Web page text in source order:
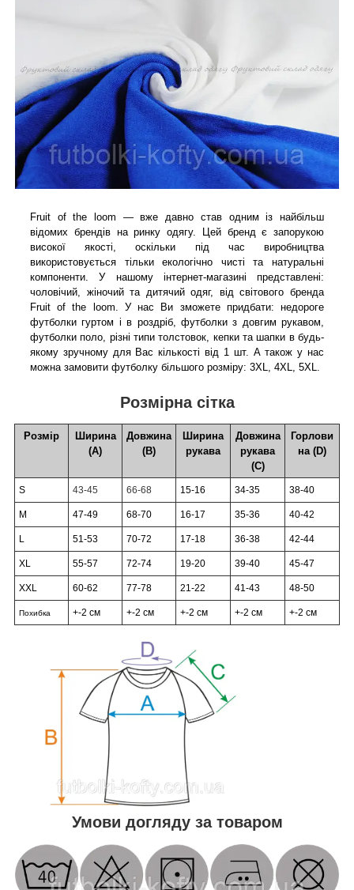
Fruit of the loom — вже давно став одним із найбільш
відомих брендів на ринку одягу. Цей бренд є запорукою
високої якості, оскільки під час виробництва
використовується тільки екологічно чисті та натуральні
компоненти. У нашому інтернет-магазині представлені:
чоловічий, жіночий та дитячий одяг, від світового бренда
Fruit of the loom. У нас Ви зможете придбати: недороге
футболки гуртом і в роздріб, футболки з довгим рукавом,
футболки поло, різні типи толстовок, кепки та шапки в будь-
якому зручному для Вас кількості від 1 шт. А також у нас
можна замовити футболку більшого розміру: 3XL, 4XL, 5XL.
Розмірна сітка
Розмір
Ширина
(А)
Довжина
(В)
Ширина
рукава
Довжина
рукава
(С)
Горлови
на (D)
S 43-45 66-68 15-16 34-35 38-40
M 47-49 68-70 16-17 35-36 40-42
L 51-53 70-72 17-18 36-38 42-44
XL 55-57 72-74 19-20 39-40 45-47
XXL 60-62 77-78 21-22 41-43 48-50
Похибка +-2 см +-2 см +-2 см +-2 см +-2 см
Умови догляду за товаром